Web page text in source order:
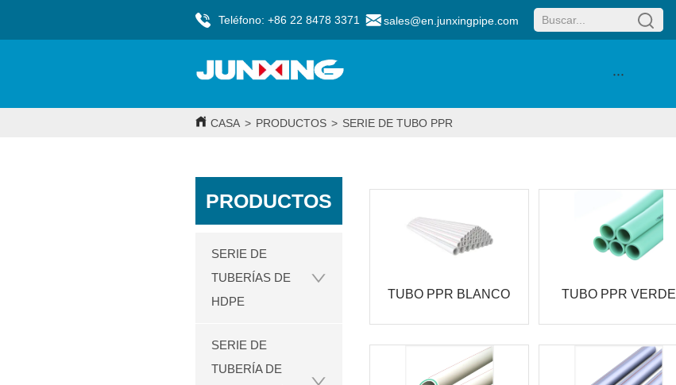
Teléfono: +86 22 8478 3371 sales@en.junxingpipe.com
···
CASA > PRODUCTOS > SERIE DE TUBO PPR
PRODUCTOS
SERIE DE
TUBERÍAS DE
HDPE
SERIE DE
TUBERÍA DE
TUBO PPR BLANCO TUBO PPR VERDE